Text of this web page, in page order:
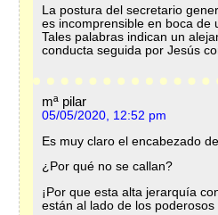
La postura del secretario
es incomprensible en boca de
Tales palabras indican un
conducta seguida por Jesús
mª pilar
05/05/2020, 12:52 pm
Es muy claro el encabezado
¿Por qué no se callan?
¡Por que esta alta jerarquía
están al lado de los